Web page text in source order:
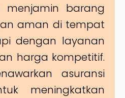
menjamin barang
aman di tempat
dengan layanan
harga kompetitif.
asuransi
meningkatkan